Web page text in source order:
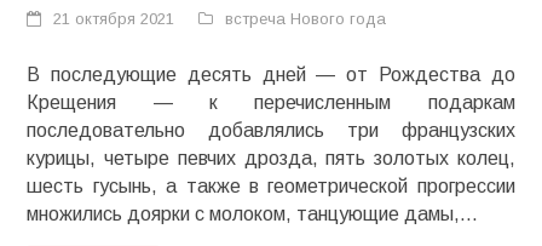
21 октября 2021 встреча Нового года
В последующие десять дней — от Рождества до
Крещения — к перечисленным подаркам
последовательно добавлялись три французских
курицы, четыре певчих дрозда, пять золотых колец,
шесть гусынь, а также в геометрической прогрессии
множились доярки с молоком, танцующие дамы,...